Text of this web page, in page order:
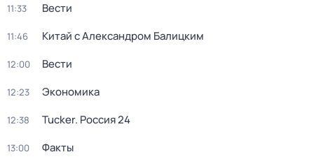
11:33 Вести
11:46 Китай с Александром Балицким
12:00 Вести
12:23 Экономика
12:38 Tucker. Россия 24
13:00 Факты